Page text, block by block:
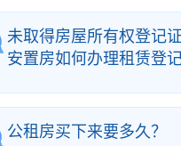
未取得房屋所有权登记
安置房如何办理租赁登记
公租房买下来要多久？